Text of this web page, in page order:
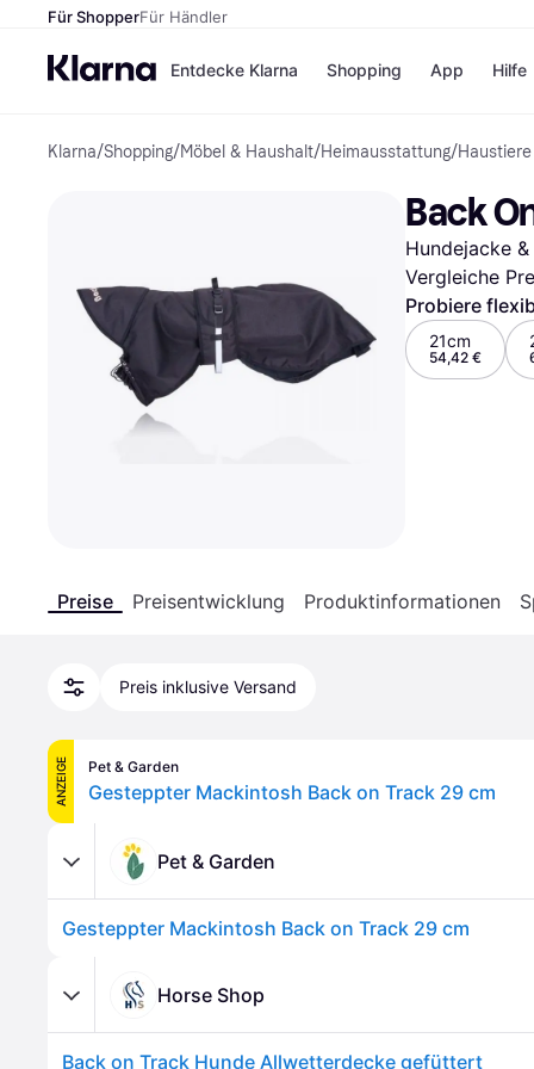
Für ShopperFür Händler
Entdecke Klarna
Zahlungsmethoden
Sofort bezahlen
Bezahle in 3
Teilzahlungen
Bezahle in bis zu 30
Ratenzahlung
Shopping
Shops
eBay
Temu
SHEIN
Alle Shops
App Hilfe
Klarna/Shopping/Möbel & Haushalt/Heimausstattung/Haustiere
Back
Hundejacke
Vergleiche
Probiere
21cm
54,42 €
Preise Preisentwicklung Produktinformationen
Preis inklusive Versand
ANZEIGE Pet & Garden
Gesteppter Mackintosh Back on Track 29 cm
Pet & Garden
Gesteppter Mackintosh Back on Track 29 cm
Horse Shop
Back on Track Hunde Allwetterdecke gefüttert